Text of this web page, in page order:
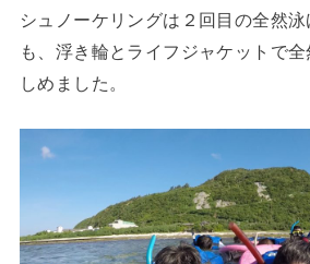
シュノーケリングは２回目の全然
も、浮き輪とライフジャケットで
しめました。